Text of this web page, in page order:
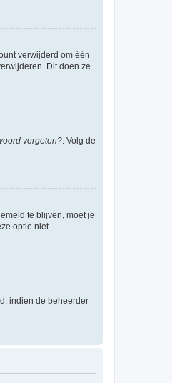
verwijderd om één
Dit doen ze
vergeten? . Volg de
te blijven, moet je
optie niet
indien de beheerder